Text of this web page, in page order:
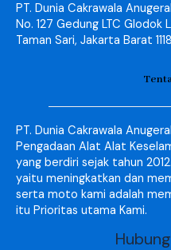
PT. Dunia Cakrawala
No. 127 Gedung LTC Glodok
Taman Sari, Jakarta Barat
PT. Dunia Cakrawala
Pengadaan Alat Alat
yang berdiri sejak tahun
yaitu meningkatkan dan
serta moto kami adalah
itu Prioritas utama Kami.